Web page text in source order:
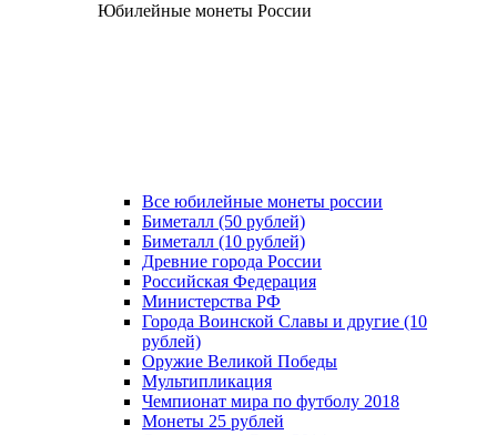
Юбилейные монеты России
Все юбилейные монеты россии
Биметалл (50 рублей)
Биметалл (10 рублей)
Древние города России
Российская Федерация
Министерства РФ
Города Воинской Славы и другие (10
рублей)
Оружие Великой Победы
Мультипликация
Чемпионат мира по футболу 2018
Монеты 25 рублей